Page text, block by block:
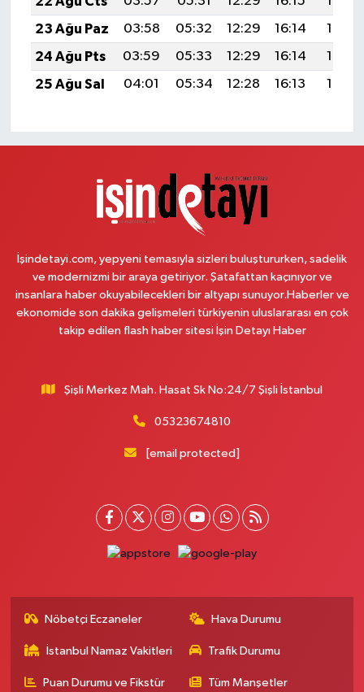
23 Ağu Paz
03:58 05:32 12:29 16:14
19:16
24 Ağu Pts
03:59 05:33 12:29 16:14
19:15
25 Ağu Sal
04:01 05:34 12:28 16:13 19:13
İşindetayi.com, yepyeni temasıyla sizleri buluştururken, sadelik
ve modernizmi bir araya getiriyor. Şatafattan kaçınıyor ve
insanlara haber okuyabilecekleri bir altyapı sunuyor.Haberler ve
ekonomide son dakika gelişmeleri türkiyenin uluslararası en çok
takip edilen flash haber sitesi İşin Detayı Haber
Şişli Merkez Mah. Hasat Sk No:24/7 Şişli İstanbul
05323674810
[email protected]
Nöbetçi Eczaneler Hava Durumu
İstanbul Namaz Vakitleri Trafik Durumu
Puan Durumu ve Fikstür Tüm Manşetler